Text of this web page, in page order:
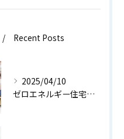
Recent Posts
2025/04/10
ゼロエネルギー住宅の真のメリット【世田谷区 不動産売却】